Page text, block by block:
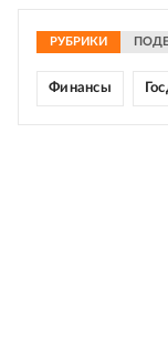
РУБРИКИ
Финансы